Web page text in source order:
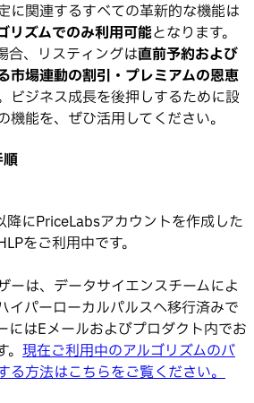
に関連するすべての革新的な機能は
リズムでのみ利用可能となります。
合、リスティングは直前予約および
市場連動の割引・プレミアムの恩恵
ビジネス成長を後押しするために設
機能を、ぜひ活用してください。
にPriceLabsアカウントを作成した
をご利用中です。
ーは、データサイエンスチームによ
イパーローカルパルスへ移行済みで
にはEメールおよびプロダクト内でお
現在ご利用中のアルゴリズムのバ
る方法はこちらをご覧ください。